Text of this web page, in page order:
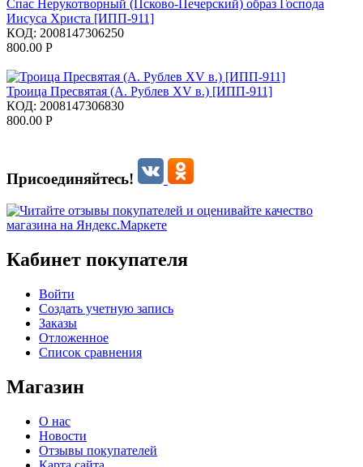
Спас Нерукотворный (Псково-Печерский) образ Господа
Иисуса Христа [ИПП-911]
КОД: 2008147306250
800.00 Р
Троица Пресвятая (А. Рублев XV в.) [ИПП-911]
КОД: 2008147306830
800.00 Р
Присоединяйтесь!
Кабинет покупателя
Войти
Создать учетную запись
Заказы
Отложенное
Список сравнения
Магазин
О нас
Новости
Отзывы покупателей